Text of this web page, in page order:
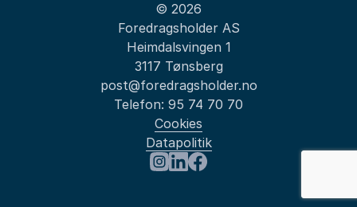
© 2026
Foredragsholder AS
Heimdalsvingen 1
3117 Tønsberg
post@foredragsholder.no
Telefon: 95 74 70 70
Cookies
Datapolitik